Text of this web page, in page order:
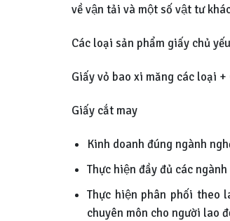
về vận tải và một số vật tư
Các loại sản phẩm giấy chủ
Giấy vỏ bao xi măng các loại
Giấy cắt may
Kinh doanh đúng ngành
Thực hiện đầy đủ các
Thực hiện phân phối theo
chuyên môn cho người lao